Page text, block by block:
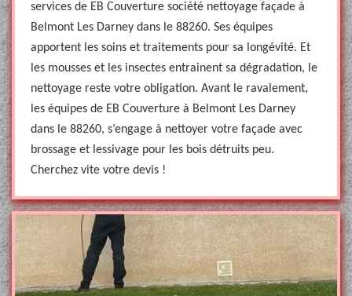
services de EB Couverture société nettoyage façade à
Belmont Les Darney dans le 88260. Ses équipes
apportent les soins et traitements pour sa longévité. Et
les mousses et les insectes entrainent sa dégradation, le
nettoyage reste votre obligation. Avant le ravalement,
les équipes de EB Couverture à Belmont Les Darney
dans le 88260, s’engage à nettoyer votre façade avec
brossage et lessivage pour les bois détruits peu.
Cherchez vite votre devis !